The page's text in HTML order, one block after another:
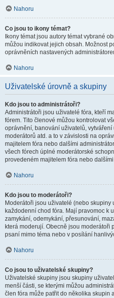
Nahoru
Co jsou to ikony témat?
Ikony témat jsou autory témat vybrané
můžou indikovat jejich obsah. Možnost
oprávněních nastavených
Nahoru
Uživatelské úrovně a skupiny
Kdo jsou to administrátoři?
Administrátoři jsou uživatelé fóra, kteří
fórem. Tito členové můžou kontrolovat
oprávnění, banování uživatelů,
moderátorů atd. a to v závislosti na
majitelem fóra nebo dalšími
všech fórech úplné moderátorské
provedeném majitelem fóra nebo
Nahoru
Kdo jsou to moderátoři?
Moderátoři jsou uživatelé (nebo skupiny
každodenní chod fóra. Mají pravomoc k
zamykání, odemykání, přesunování,
která moderují. Obecně jsou moderátoři
psaní mimo téma nebo v posílání
Nahoru
Co jsou to uživatelské skupiny?
Uživatelské skupiny jsou skupiny
menší části, se kterými můžou
člen fóra může patřit do několika skupin